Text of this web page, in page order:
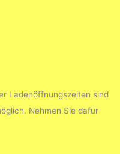
Ladenöffnungszeiten sind
Nehmen Sie dafür